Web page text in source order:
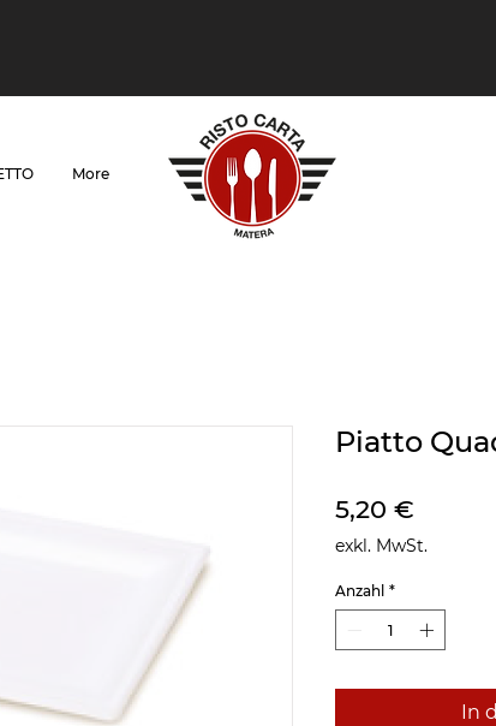
More
Piatto
5,20 €
exkl. MwSt.
Anzahl *
In